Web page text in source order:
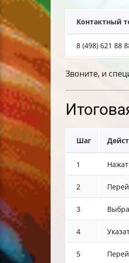
Контактный
8 (498) 621 88
Звоните, и
Шаг
1
2
3
4
5